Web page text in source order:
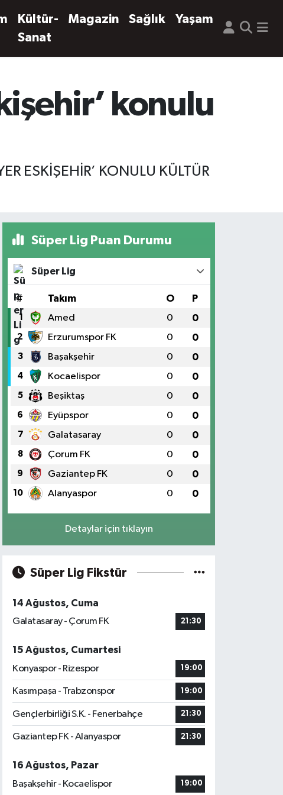
Kültür-
Sanat
Magazin Sağlık Yaşam
konulu
ESKİŞEHİR’ KONULU KÜLTÜR
Süper Lig Puan Durumu
Süper Lig
# Takım O P
1 Amed 0 0
2 Erzurumspor FK 0 0
3 Başakşehir 0 0
4 Kocaelispor 0 0
5 Beşiktaş 0 0
6 Eyüpspor 0 0
7 Galatasaray 0 0
8 Çorum FK 0 0
9 Gaziantep FK 0 0
10 Alanyaspor 0 0
Detaylar için tıklayın
Süper Lig Fikstür
14 Ağustos, Cuma
Galatasaray - Çorum FK
21:30
15 Ağustos, Cumartesi
Konyaspor - Rizespor
19:00
Kasımpaşa - Trabzonspor 19:00
Gençlerbirliği S.K. - Fenerbahçe 21:30
Gaziantep FK - Alanyaspor 21:30
16 Ağustos, Pazar
Başakşehir - Kocaelispor
19:00